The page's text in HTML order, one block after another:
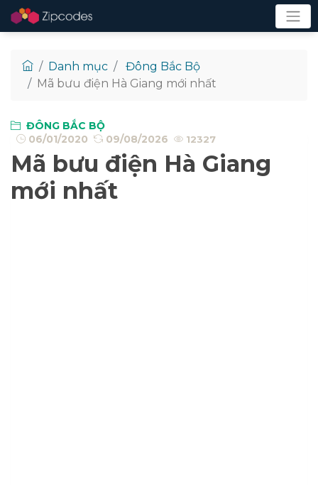
Danh mục
Đông Bắc Bộ
Mã bưu điện Hà Giang mới nhất
ĐÔNG BẮC BỘ
06/01/2020
09/08/2026 12327
Mã bưu điện Hà Giang
mới nhất